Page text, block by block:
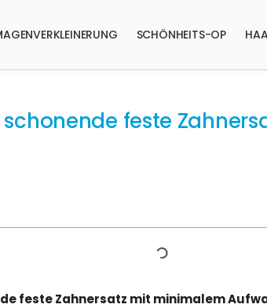
SCHÖNHEITS-OP
feste
feste Zahnersatz mit minimalem